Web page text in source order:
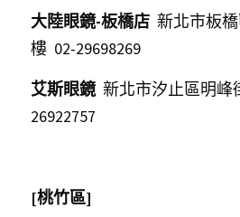
大陸眼鏡-板橋店
新北市板
樓  02-29698269
艾斯眼鏡
新北市汐止區明峰
26922757
[桃竹區]